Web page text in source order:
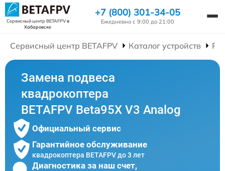
Сервисный центр BETAFPVв
Хабаровске
+7 (800) 301-34-05
Ежедневно с 9:00 до 21:00
Сервисный центр BETAFPV Каталог устройств
Замена подвеса
квадрокоптера
BETAFPV Beta95X V3 Analog
Официальный сервис
Гарантийное обслуживание
квадрокоптера BETAFPV до 3 лет
Диагностика за наш счет,